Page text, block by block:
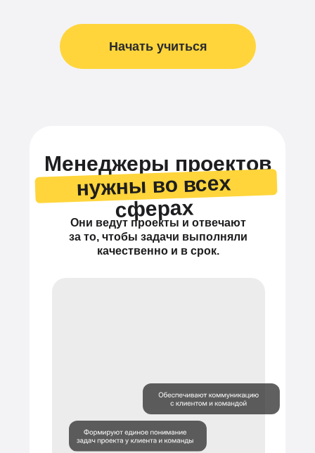
Начать учиться
Они ведут проекты и отвечают
за то, чтобы задачи выполняли
качественно и в срок.
Менеджеры проектов
нужны во всех
сферах